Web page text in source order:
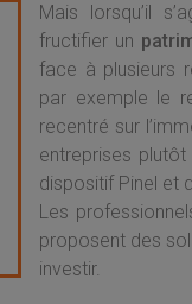
Mais lorsqu’il
fructifier un
face à plusieurs
par exemple le
recentré sur
entreprises
dispositif Pinel et
Les
proposent des
investir.